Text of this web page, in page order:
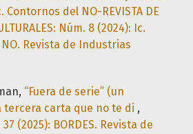
Contornos del NO-REVISTA DE
Núm. 8 (2024): Ic.
Revista de Industrias
“Fuera de serie” (un
tercera carta que no te di ,
37 (2025): BORDES. Revista de